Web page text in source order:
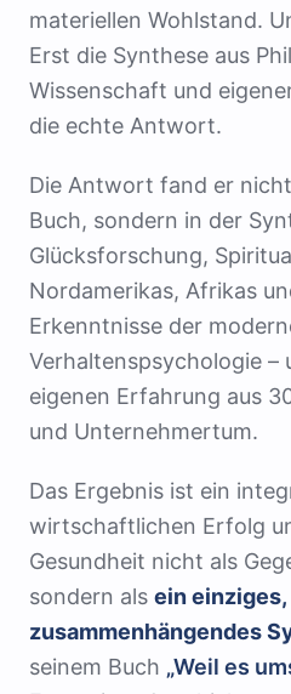
materiellen Wohlstand.
Erst die Synthese aus
Wissenschaft und
die echte Antwort.
Die Antwort fand er
Buch, sondern in der
Glücksforschung,
Nordamerikas, Afrikas
Erkenntnisse der
Verhaltenspsychologie –
eigenen Erfahrung aus
und Unternehmertum.
Das Ergebnis ist ein
wirtschaftlichen Erfolg
Gesundheit nicht als
sondern als ein einziges,
zusammenhängendes
seinem Buch „Weil es